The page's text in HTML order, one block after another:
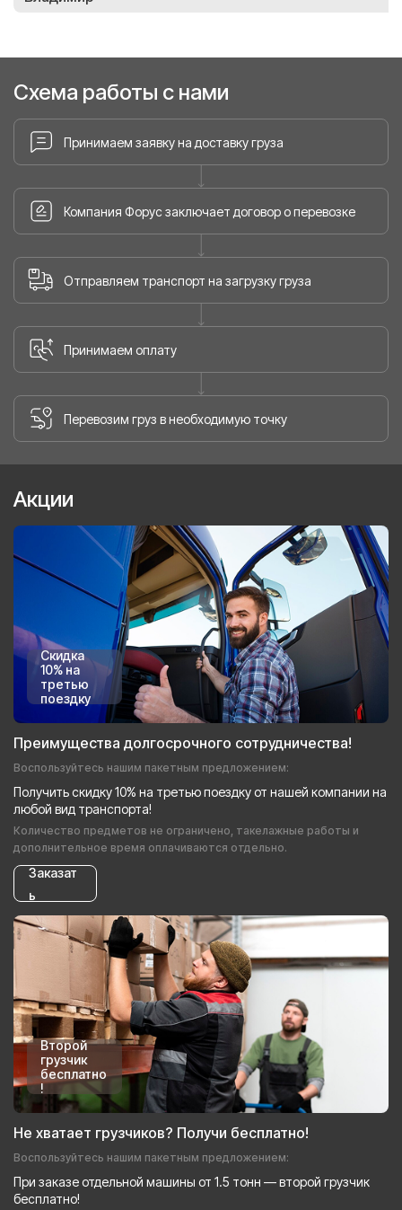
Схема работы с нами
Принимаем заявку на доставку груза
Компания Форус заключает договор о перевозке
Отправляем транспорт на загрузку груза
Принимаем оплату
Перевозим груз в необходимую точку
Акции
Скидка
10% на
третью
поездку
Преимущества долгосрочного сотрудничества!
Воспользуйтесь нашим пакетным предложением:
Получить скидку 10% на третью поездку от нашей компании на
любой вид транспорта!
Количество предметов не ограничено, такелажные работы и
дополнительное время оплачиваются отдельно.
Заказат
ь
Второй
грузчик
бесплатно
!
Не хватает грузчиков? Получи бесплатно!
Воспользуйтесь нашим пакетным предложением:
При заказе отдельной машины от 1.5 тонн — второй грузчик
бесплатно!